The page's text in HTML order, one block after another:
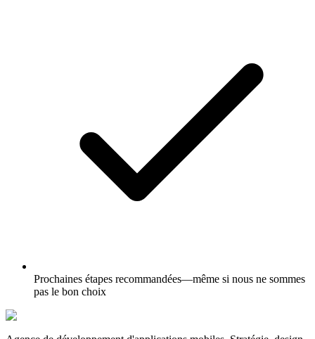
Prochaines étapes recommandées—même si nous ne sommes
pas le bon choix